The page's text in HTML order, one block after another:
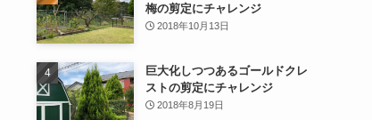
梅の剪定にチャレンジ
2018年10月13日
巨大化しつつあるゴールドクレ
ストの剪定にチャレンジ
2018年8月19日